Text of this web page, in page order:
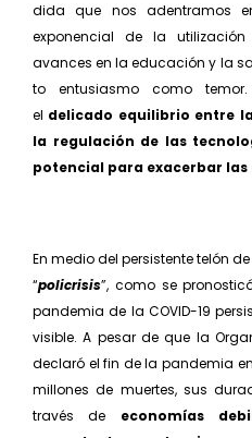
dida que nos adentramos
exponencial de la
avances en la edu­cación y la
to entusiasmo como
el delicado equilibrio entre
la regulación de las
potencial para exacerbar
En medio del persistente telón
“policrisis”, como se
pan­demia de la COVID-19
visible. A pesar de que la
declaró el fin de la pandemia
millones de muertes, sus
través de economías